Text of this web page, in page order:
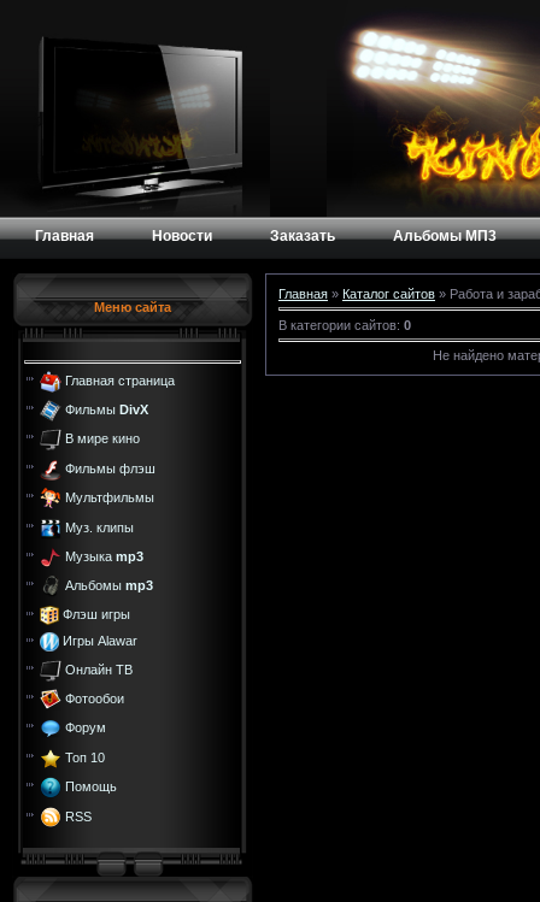
Главная Новости Заказать Альбомы МП3
Меню сайта
Главная страница
Фильмы DivX
В мире кино
Фильмы флэш
Мультфильмы
Муз. клипы
Музыка mp3
Альбомы mp3
Флэш игры
Игры Alawar
Онлайн ТВ
Фотообои
Форум
Топ 10
Помощь
RSS
Главная » Каталог сайтов » Работа и
В категории сайтов: 0
Не найдено